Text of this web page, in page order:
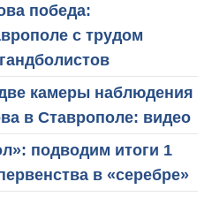
победа:
с трудом
камеры наблюдения
в Ставрополе: видео
подводим итоги 1
в «серебре»